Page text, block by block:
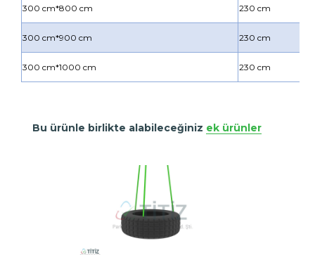
300 cm*800 cm 230 cm
300 cm*900 cm 230 cm
300 cm*1000 cm 230 cm
Bu ürünle birlikte alabileceğiniz ek ürünler